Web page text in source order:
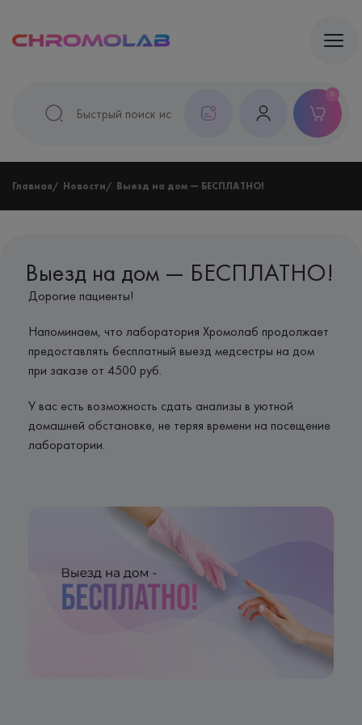
0
Главная Новости Выезд на дом — БЕСПЛАТНО!
Выезд на дом — БЕСПЛАТНО!
Дорогие пациенты!
Напоминаем, что лаборатория Хромолаб продолжает
предоставлять бесплатный выезд медсестры на дом
при заказе от 4500 руб.
У вас есть возможность сдать анализы в уютной
домашней обстановке, не теряя времени на посещение
лаборатории.